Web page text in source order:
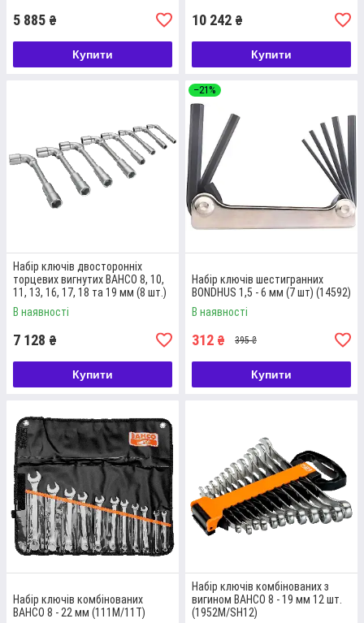
5 885 ₴
Купити
10 242 ₴
Купити
Набір ключів двосторонніх
торцевих вигнутих BAHCO 8, 10,
11, 13, 16, 17, 18 та 19 мм (8 шт.)
(28M/8)
В наявності
7 128 ₴
Купити
–21%
Набір ключів шестигранних
BONDHUS 1,5 - 6 мм (7 шт) (14592)
В наявності
312 ₴ 395 ₴
Купити
Набір ключів комбінованих
BAHCO 8 - 22 мм (111M/11T)
Набір ключів комбінованих з
вигином BAHCO 8 - 19 мм 12 шт.
(1952M/SH12)